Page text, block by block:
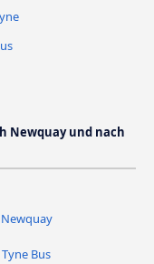
Newquay und nach
Bus